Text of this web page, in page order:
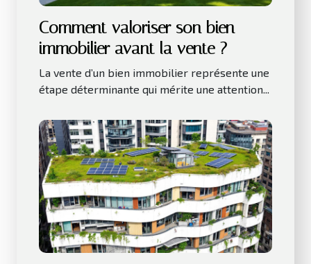
Comment valoriser son bien
immobilier avant la vente ?
La vente d’un bien immobilier représente une
étape déterminante qui mérite une attention...